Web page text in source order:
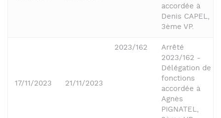
accordée à
Denis CAPEL,
3ème VP.
17/11/2023 21/11/2023
2023/162
Arrêté
2023/162 -
Délégation de
fonctions
accordée à
Agnès
PIGNATEL,